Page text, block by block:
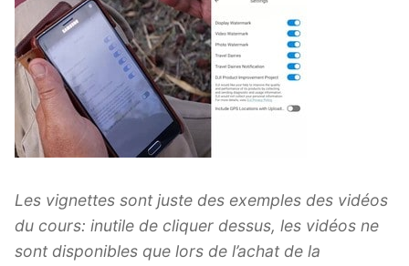
Les vignettes sont juste des exemples des vidéos
du cours: inutile de cliquer dessus, les vidéos ne
sont disponibles que lors de l’achat de la